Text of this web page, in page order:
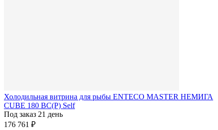
Холодильная витрина для рыбы ENTECO MASTER НЕМИГА
CUBE 180 ВС(Р) Self
Под заказ 21 день
176 761 ₽